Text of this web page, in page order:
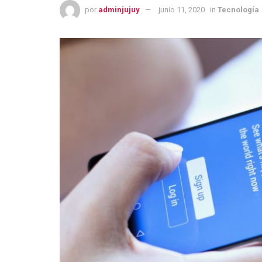
por adminjujuy junio 11, 2020 in Tecnología